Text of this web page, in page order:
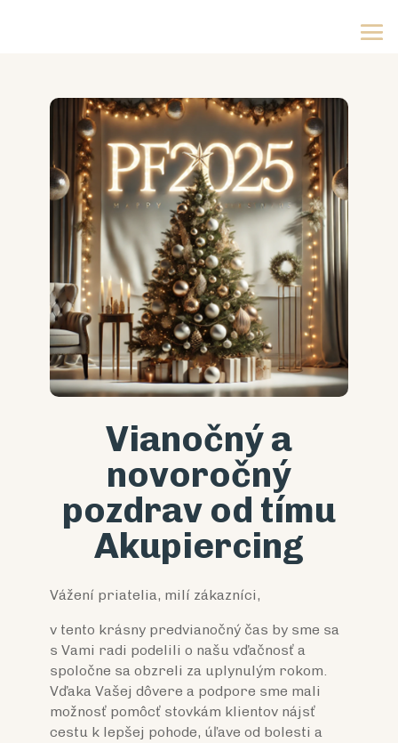
Vianočný a
novoročný
pozdrav od tímu
Akupiercing
Vážení priatelia, milí zákazníci,
v tento krásny predvianočný čas by sme sa
s Vami radi podelili o našu vďačnosť a
spoločne sa obzreli za uplynulým rokom.
Vďaka Vašej dôvere a podpore sme mali
možnosť pomôcť stovkám klientov nájsť
cestu k lepšej pohode, úľave od bolesti a